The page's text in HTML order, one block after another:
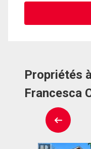
Propriétés
Francesca